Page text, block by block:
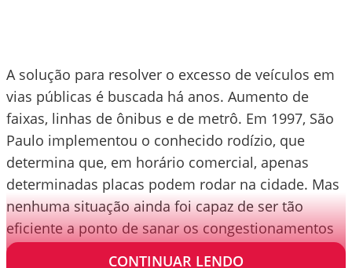
A solução para resolver o excesso de veículos em
vias públicas é buscada há anos. Aumento de
faixas, linhas de ônibus e de metrô. Em 1997, São
Paulo implementou o conhecido rodízio, que
determina que, em horário comercial, apenas
determinadas placas podem rodar na cidade. Mas
nenhuma situação ainda foi capaz de ser tão
eficiente a ponto de sanar os congestionamentos
recorrentes.
CONTINUAR LENDO